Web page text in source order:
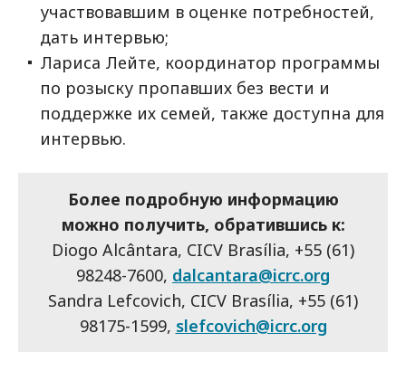
участвовавшим в оценке потребностей,
дать интервью;
Лариса Лейте, координатор программы
по розыску пропавших без вести и
поддержке их семей, также доступна для
интервью.
Более подробную информацию
можно получить, обратившись к:
Diogo Alcântara, CICV Brasília, +55 (61)
98248-7600, dalcantara@icrc.org
Sandra Lefcovich, CICV Brasília, +55 (61)
98175-1599, slefcovich@icrc.org